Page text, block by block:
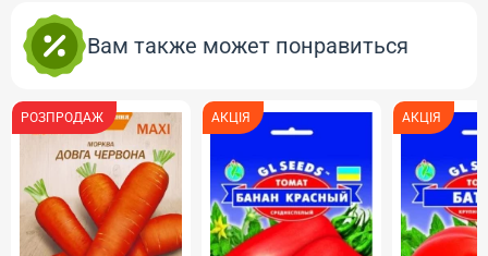
Вам также может понравиться
РОЗПРОДАЖ АКЦІЯ АКЦІЯ